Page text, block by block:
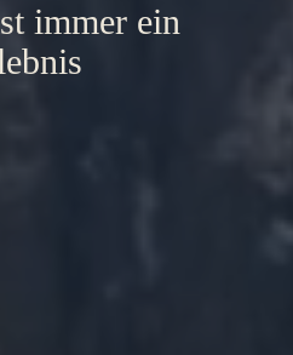
immer ein